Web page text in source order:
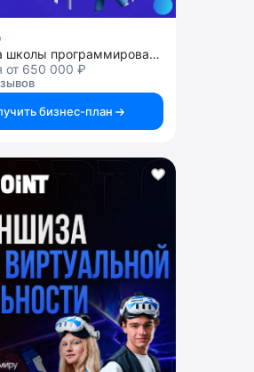
франшиза школы программирования и дизайна для детей
от 650 000 ₽
бизнес-план